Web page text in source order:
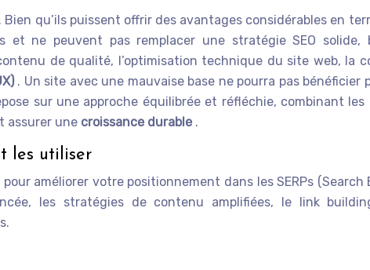
qu’ils puissent offrir des avantages considérables en
ne peuvent pas remplacer une stratégie SEO solide,
de qualité, l’optimisation technique du site web, la
. Un site avec une mauvaise base ne pourra pas bénéficier
sur une approche équilibrée et réfléchie, combinant
assurer une croissance durable .
les utiliser
améliorer votre positionnement dans les SERPs (Search
les stratégies de contenu amplifiées, le link